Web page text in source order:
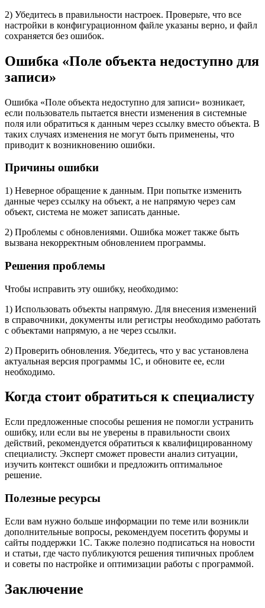
2) Убедитесь в правильности настроек. Проверьте, что все
настройки в конфигурационном файле указаны верно, и файл
сохраняется без ошибок.
Ошибка «Поле объекта недоступно для
записи»
Ошибка «Поле объекта недоступно для записи» возникает,
если пользователь пытается внести изменения в системные
поля или обратиться к данным через ссылку вместо объекта. В
таких случаях изменения не могут быть применены, что
приводит к возникновению ошибки.
Причины ошибки
1) Неверное обращение к данным. При попытке изменить
данные через ссылку на объект, а не напрямую через сам
объект, система не может записать данные.
2) Проблемы с обновлениями. Ошибка может также быть
вызвана некорректным обновлением программы.
Решения проблемы
Чтобы исправить эту ошибку, необходимо:
1) Использовать объекты напрямую. Для внесения изменений
в справочники, документы или регистры необходимо работать
с объектами напрямую, а не через ссылки.
2) Проверить обновления. Убедитесь, что у вас установлена
актуальная версия программы 1С, и обновите ее, если
необходимо.
Когда стоит обратиться к специалисту
Если предложенные способы решения не помогли устранить
ошибку, или если вы не уверены в правильности своих
действий, рекомендуется обратиться к квалифицированному
специалисту. Эксперт сможет провести анализ ситуации,
изучить контекст ошибки и предложить оптимальное
решение.
Полезные ресурсы
Если вам нужно больше информации по теме или возникли
дополнительные вопросы, рекомендуем посетить форумы и
сайты поддержки 1С. Также полезно подписаться на новости
и статьи, где часто публикуются решения типичных проблем
и советы по настройке и оптимизации работы с программой.
Заключение